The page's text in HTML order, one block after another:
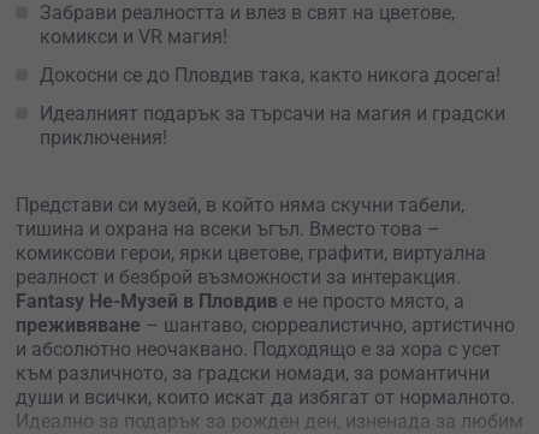
Забрави реалността и влез в свят на цветове,
комикси и VR магия!
Докосни се до Пловдив така, както никога досега!
Идеалният подарък за търсачи на магия и градски
приключения!
Представи си музей, в който няма скучни табели,
тишина и охрана на всеки ъгъл. Вместо това –
комиксови герои, ярки цветове, графити, виртуална
реалност и безброй възможности за интеракция.
Fantasy Не-Музей в Пловдив е не просто място, а
преживяване – шантаво, сюрреалистично, артистично
и абсолютно неочаквано. Подходящо е за хора с усет
към различното, за градски номади, за романтични
души и всички, които искат да избягат от нормалното.
Идеално за подарък за рожден ден, изненада за любим